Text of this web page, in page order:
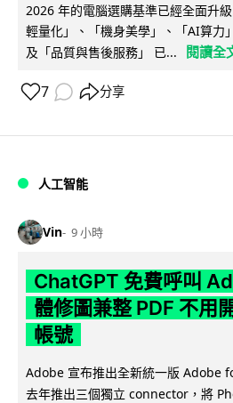
2026 年的電腦選購基準已經全面升
輕量化」、「機身美學」、「AI算力
及「品質與售後服務」 已...
閱讀全
7 分享
人工智能
Vin 9 小時
ChatGPT 免費呼叫
體修圖兼整 PDF 不用
帳號
Adobe 宣布推出全新統一版 Adobe
去年推出三個獨立 connector，將